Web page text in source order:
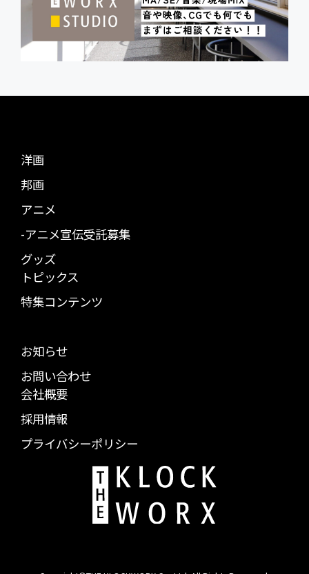
洋画
邦画
アニメ
-アニメ宣伝受託募集
グッズ
トピックス
特集コンテンツ
お知らせ
お問い合わせ
会社概要
採用情報
プライバシーポリシー